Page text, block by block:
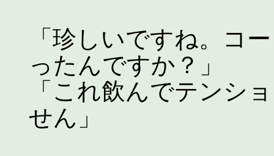
「珍しいですね。コ
ったんですか？」
「これ飲んでテンシ
せん」